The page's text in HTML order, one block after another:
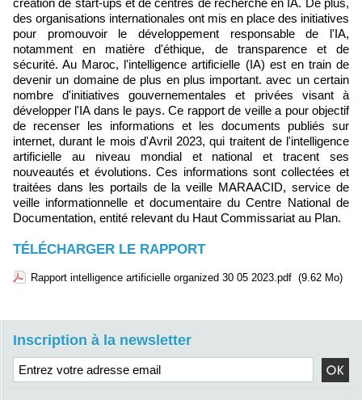
création de start-ups et de centres de recherche en IA. De plus,
des organisations internationales ont mis en place des initiatives
pour promouvoir le développement responsable de l'IA,
notamment en matière d'éthique, de transparence et de
sécurité. Au Maroc, l'intelligence artificielle (IA) est en train de
devenir un domaine de plus en plus important. avec un certain
nombre d'initiatives gouvernementales et privées visant à
développer l'IA dans le pays. Ce rapport de veille a pour objectif
de recenser les informations et les documents publiés sur
internet, durant le mois d'Avril 2023, qui traitent de l'intelligence
artificielle au niveau mondial et national et tracent ses
nouveautés et évolutions. Ces informations sont collectées et
traitées dans les portails de la veille MARAACID, service de
veille informationnelle et documentaire du Centre National de
Documentation, entité relevant du Haut Commissariat au Plan.
TÉLÉCHARGER LE RAPPORT
Rapport intelligence artificielle organized 30 05 2023.pdf (9.62 Mo)
Inscription à la newsletter